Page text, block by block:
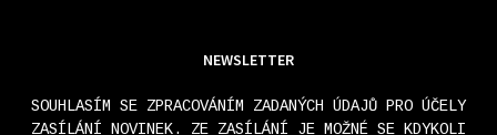
NEWSLETTER
SOUHLASÍM SE ZPRACOVÁNÍM ZADANÝCH ÚDAJŮ PRO ÚČELY
ZASÍLÁNÍ NOVINEK. ZE ZASÍLÁNÍ JE MOŽNÉ SE KDYKOLI